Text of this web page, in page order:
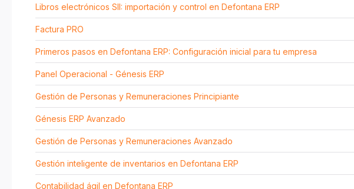
Libros electrónicos SII: importación y control en Defontana ERP
Factura PRO
Primeros pasos en Defontana ERP: Configuración inicial para tu empresa
Panel Operacional - Génesis ERP
Gestión de Personas y Remuneraciones Principiante
Génesis ERP Avanzado
Gestión de Personas y Remuneraciones Avanzado
Gestión inteligente de inventarios en Defontana ERP
Contabilidad ágil en Defontana ERP